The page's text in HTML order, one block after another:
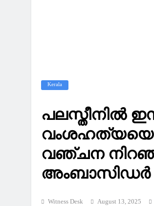
Kerala
പലസ്തീനില്‍
വഞ്ചന
അംബാസിഡര്‍
Witness Desk August 13, 2025